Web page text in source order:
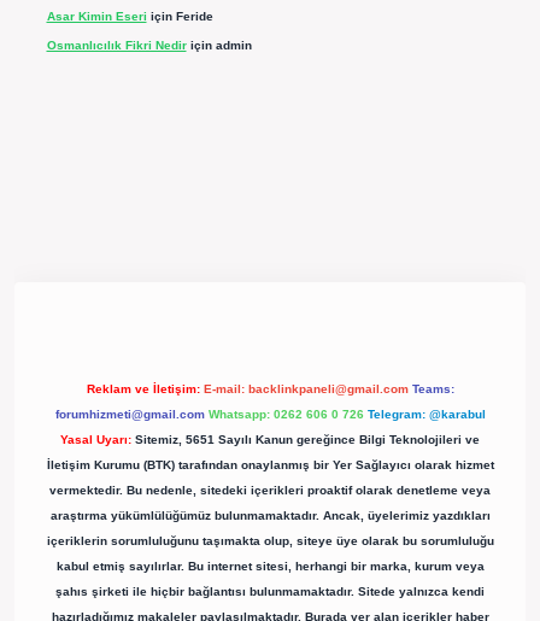
Asar Kimin Eseri için Feride
Osmanlıcılık Fikri Nediriçin admin
Reklam ve İletişim: E-mail: backlinkpaneli@gmail.com Teams:
forumhizmeti@gmail.com Whatsapp: 0262 606 0 726 Telegram: @karabul
Yasal Uyarı: Sitemiz, 5651 Sayılı Kanun gereğince Bilgi Teknolojileri ve
İletişim Kurumu (BTK) tarafından onaylanmış bir Yer Sağlayıcı olarak hizmet
vermektedir. Bu nedenle, sitedeki içerikleri proaktif olarak denetleme veya
araştırma yükümlülüğümüz bulunmamaktadır. Ancak, üyelerimiz yazdıkları
içeriklerin sorumluluğunu taşımakta olup, siteye üye olarak bu sorumluluğu
kabul etmiş sayılırlar. Bu internet sitesi, herhangi bir marka, kurum veya
şahıs şirketi ile hiçbir bağlantısı bulunmamaktadır. Sitede yalnızca kendi
hazırladığımız makaleler paylaşılmaktadır. Burada yer alan içerikler haber